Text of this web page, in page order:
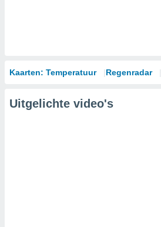
Kaarten: Temperatuur Regenradar
Uitgelichte video's